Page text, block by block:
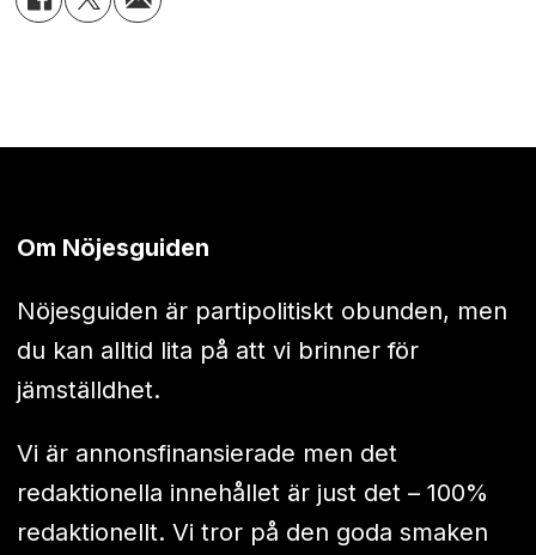
Om Nöjesguiden
Nöjesguiden är partipolitiskt obunden, men
du kan alltid lita på att vi brinner för
jämställdhet.
Vi är annonsfinansierade men det
redaktionella innehållet är just det – 100%
redaktionellt. Vi tror på den goda smaken